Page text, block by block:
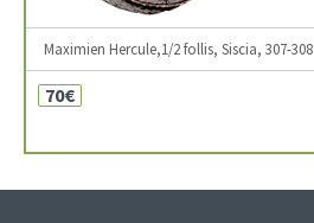
Maximien Hercule,1/2 follis, Siscia, 307-308
70€